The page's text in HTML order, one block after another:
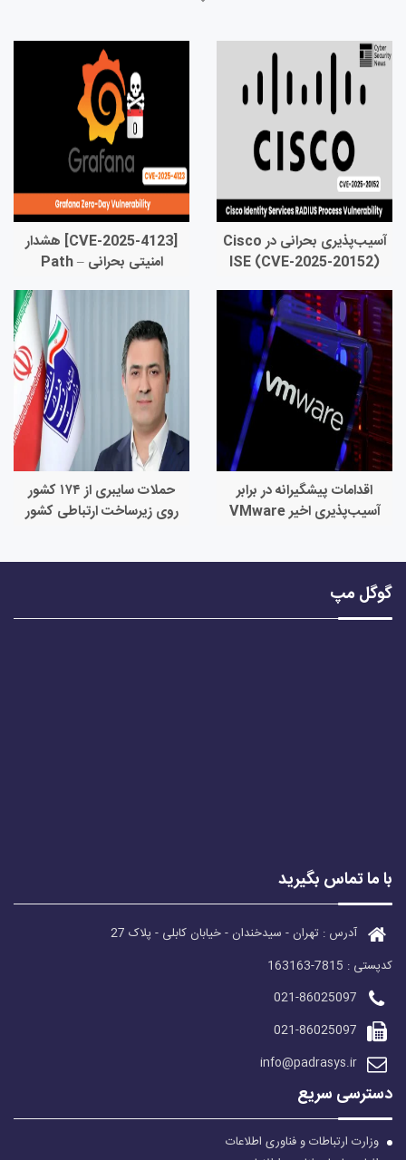
آسیب‌پذیری بحرانی در Cisco
ISE (CVE-2025-20152)
[CVE-2025-4123] هشدار
امنیتی بحرانی – Path
Redirect و XSS در
Grafana
اقدامات پیشگیرانه در برابر
آسیب‌پذیری اخیر VMware
حملات سایبری از ۱۷۴ کشور
روی زیرساخت ارتباطی کشور
گوگل مپ
با ما تماس بگیرید
آدرس : تهران - سیدخندان - خیابان کابلی - پلاک 27
کدپستی : 7815-163163
021-86025097
021-86025097
info@padrasys.ir
دسترسی سریع
وزارت ارتباطات و فناوری اطلاعات